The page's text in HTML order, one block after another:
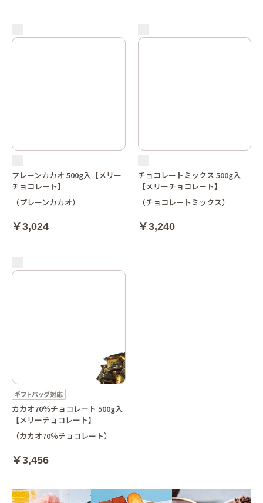
プレーンカカオ 500g入【メリー
チョコレート】
（プレーンカカオ）
￥3,024
チョコレートミックス 500g入
【メリーチョコレート】
（チョコレートミックス）
￥3,240
カカオ70％チョコレート 500g入
【メリーチョコレート】
（カカオ70％チョコレート）
￥3,456